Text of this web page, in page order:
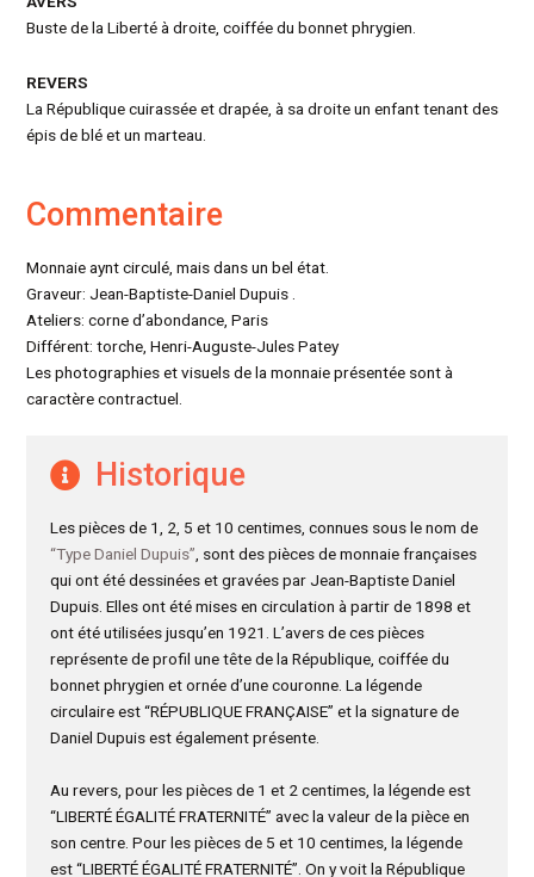
Buste de la Liberté à droite, coiffée du bonnet phrygien.
REVERS
La République cuirassée et drapée, à sa droite un enfant tenant des
épis de blé et un marteau.
Commentaire
Monnaie aynt circulé, mais dans un bel état.
Graveur: Jean-Baptiste-Daniel Dupuis .
Ateliers: corne d’abondance, Paris
Différent: torche, Henri-Auguste-Jules Patey
Les photographies et visuels de la monnaie présentée sont à
caractère contractuel.
Historique
Les pièces de 1, 2, 5 et 10 centimes, connues sous le nom de
“Type Daniel Dupuis” , sont des pièces de monnaie françaises
qui ont été dessinées et gravées par Jean-Baptiste Daniel
Dupuis. Elles ont été mises en circulation à partir de 1898 et
ont été utilisées jusqu’en 1921. L’avers de ces pièces
représente de profil une tête de la République, coiffée du
bonnet phrygien et ornée d’une couronne. La légende
circulaire est “RÉPUBLIQUE FRANÇAISE” et la signature de
Daniel Dupuis est également présente.
Au revers, pour les pièces de 1 et 2 centimes, la légende est
“LIBERTÉ ÉGALITÉ FRATERNITÉ” avec la valeur de la pièce en
son centre. Pour les pièces de 5 et 10 centimes, la légende
est “LIBERTÉ ÉGALITÉ FRATERNITÉ”. On y voit la République